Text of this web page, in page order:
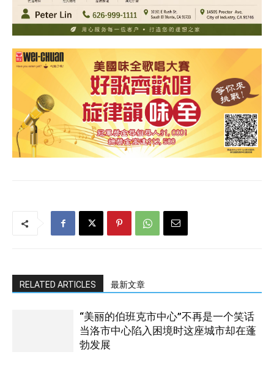
RELATED ARTICLES 最新文章
“美丽的伯班克市中心”不再是一个笑话
当洛市中心陷入困境时这座城市却在蓬
勃发展